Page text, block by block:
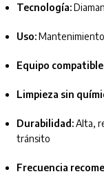
Tecnología:
Uso:
Equipo
Limpieza sin
Durabilidad:Alta,
tránsito
Frecuencia